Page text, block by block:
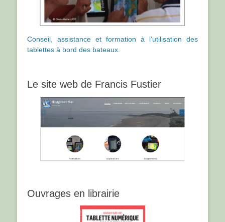
Conseil, assistance et formation à l’utilisation des
tablettes à bord des bateaux.
Le site web de Francis Fustier
Ouvrages en librairie